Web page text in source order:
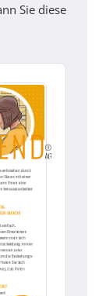
Sie diese